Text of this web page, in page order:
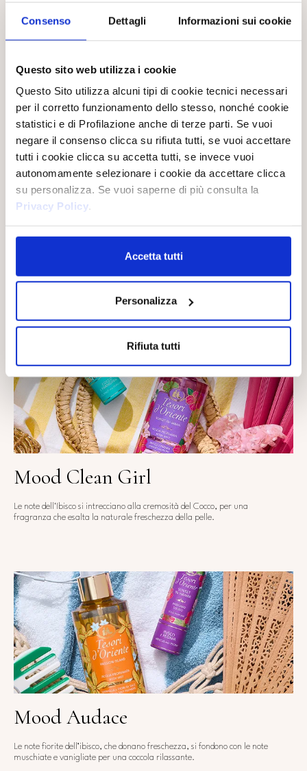
Consenso Dettagli Informazioni sui cookie
Questo sito web utilizza i cookie
Questo Sito utilizza alcuni tipi di cookie tecnici necessari
per il corretto funzionamento dello stesso, nonché cookie
statistici e di Profilazione anche di terze parti. Se vuoi
negare il consenso clicca su rifiuta tutti, se vuoi accettare
tutti i cookie clicca su accetta tutti, se invece vuoi
autonomamente selezionare i cookie da accettare clicca
su personalizza. Se vuoi saperne di più consulta la
Privacy Policy.
Accetta tutti
Personalizza
Rifiuta tutti
Mix & Match
Mood Solare
reso vibrante dal sale.
Mood Clean Girl
Le note dell'Ibisco si intrecciano alla cremosità del Cocco, per una
fragranza che esalta la naturale freschezza della pelle.
Mood Audace
Le note fiorite dell’ibisco, che donano freschezza, si fondono con le note
muschiate e vanigliate per una coccola rilassante.